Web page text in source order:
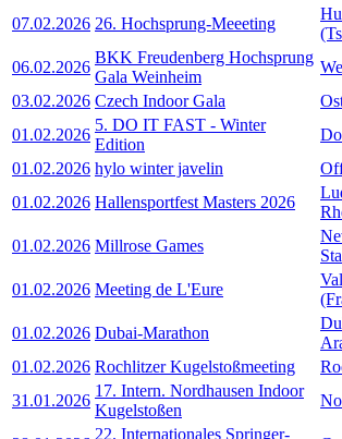
07.02.2026 26. Hochsprung-Meeeting
06.02.2026
BKK Freudenberg Hochsprung
Gala Weinheim
03.02.2026 Czech Indoor Gala
01.02.2026
5. DO IT FAST - Winter
Edition
01.02.2026 hylo winter javelin
01.02.2026 Hallensportfest Masters 2026
01.02.2026 Millrose Games
01.02.2026 Meeting de L'Eure
01.02.2026 Dubai-Marathon
01.02.2026 Rochlitzer Kugelstoßmeeting
31.01.2026
17. Intern. Nordhausen Indoor
Kugelstoßen
22. Internationales Springer-